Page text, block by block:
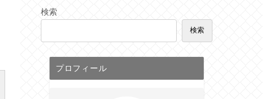
検索
検索
プロフィール